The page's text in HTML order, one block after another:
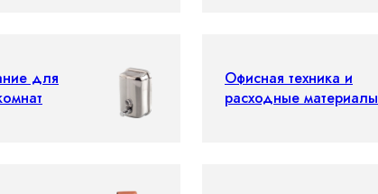
для
Офисная техника и
расходные материалы